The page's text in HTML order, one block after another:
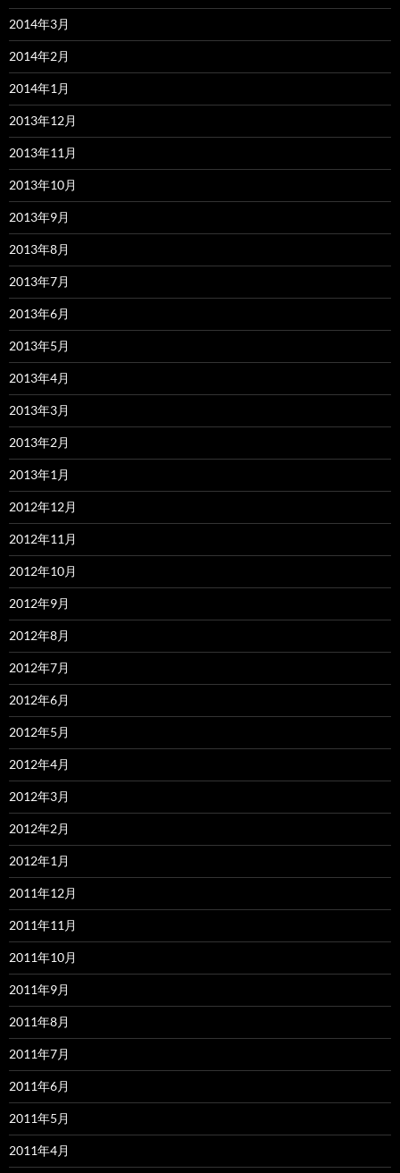
2014年3月
2014年2月
2014年1月
2013年12月
2013年11月
2013年10月
2013年9月
2013年8月
2013年7月
2013年6月
2013年5月
2013年4月
2013年3月
2013年2月
2013年1月
2012年12月
2012年11月
2012年10月
2012年9月
2012年8月
2012年7月
2012年6月
2012年5月
2012年4月
2012年3月
2012年2月
2012年1月
2011年12月
2011年11月
2011年10月
2011年9月
2011年8月
2011年7月
2011年6月
2011年5月
2011年4月